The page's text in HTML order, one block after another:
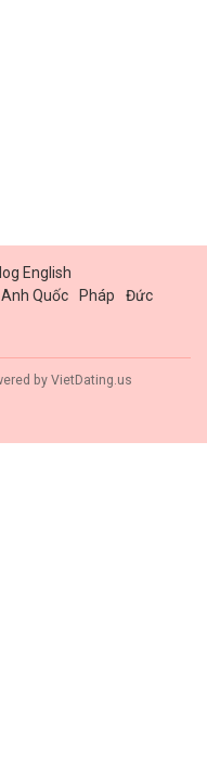
English
Anh Quốc Pháp
Đức
by VietDating.us